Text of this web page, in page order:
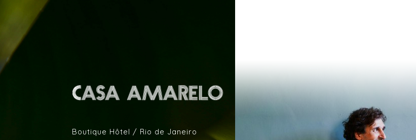
Aller au contenu principal
Boutique Hôtel / Rio de Janeiro